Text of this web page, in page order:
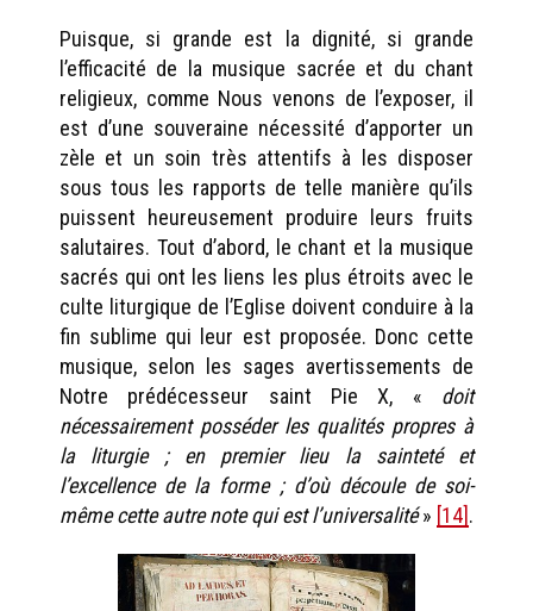
Puisque, si grande est la dignité, si grande
l’efficacité de la musique sacrée et du chant
religieux, comme Nous venons de l’exposer, il
est d’une souveraine nécessité d’apporter un
zèle et un soin très attentifs à les disposer
sous tous les rapports de telle manière qu’ils
puissent heureusement produire leurs fruits
salutaires. Tout d’abord, le chant et la musique
sacrés qui ont les liens les plus étroits avec le
culte liturgique de l’Eglise doivent conduire à la
fin sublime qui leur est proposée. Donc cette
musique, selon les sages avertissements de
Notre prédécesseur saint Pie X, « doit
nécessairement posséder les qualités propres à
la liturgie ; en premier lieu la sainteté et
l’excellence de la forme ; d’où découle de soi-
même cette autre note qui est l’universalité» [14].